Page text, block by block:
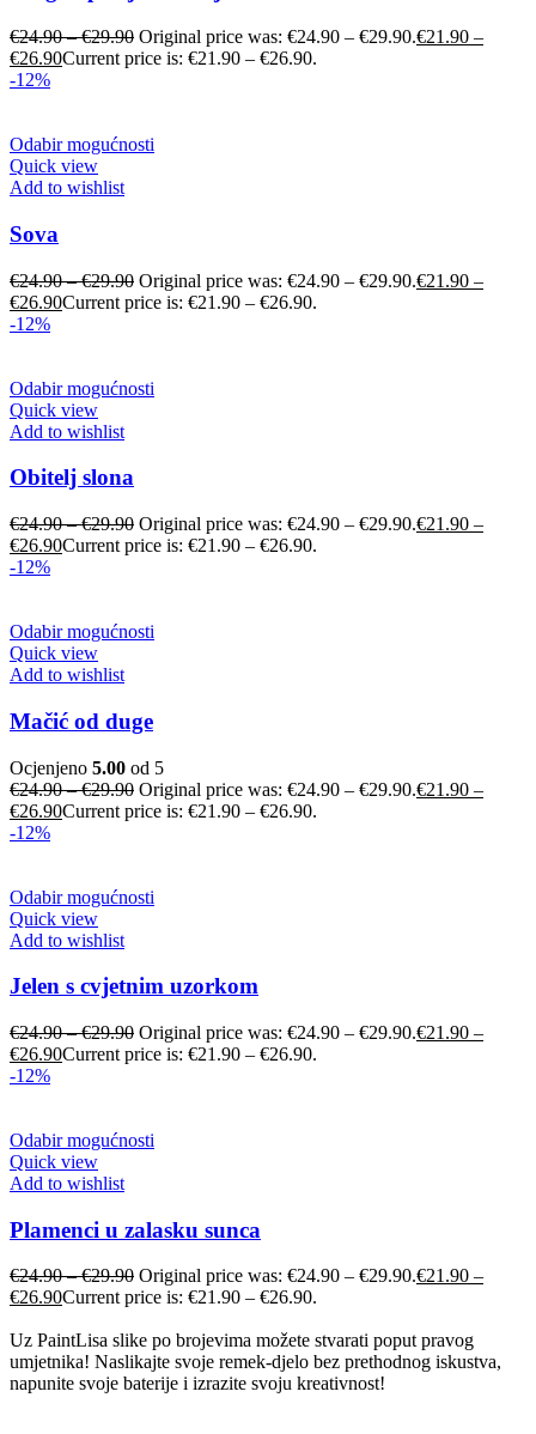
€24.90–€29.90 Original price was: €24.90 – €29.90.€21.90 –
€26.90Current price is: €21.90 – €26.90.
-12%
Odabir mogućnosti
Quick view
Add to wishlist
Sova
€24.90–€29.90 Original price was: €24.90 – €29.90.€21.90 –
€26.90Current price is: €21.90 – €26.90.
-12%
Odabir mogućnosti
Quick view
Add to wishlist
Obitelj slona
€24.90–€29.90 Original price was: €24.90 – €29.90.€21.90 –
€26.90Current price is: €21.90 – €26.90.
-12%
Odabir mogućnosti
Quick view
Add to wishlist
Mačić od duge
Ocjenjeno 5.00 od 5
€24.90–€29.90 Original price was: €24.90 – €29.90.€21.90 –
€26.90Current price is: €21.90 – €26.90.
-12%
Odabir mogućnosti
Quick view
Add to wishlist
Jelen s cvjetnim uzorkom
€24.90–€29.90 Original price was: €24.90 – €29.90.€21.90 –
€26.90Current price is: €21.90 – €26.90.
-12%
Odabir mogućnosti
Quick view
Add to wishlist
Plamenci u zalasku sunca
€24.90–€29.90 Original price was: €24.90 – €29.90.€21.90 –
€26.90Current price is: €21.90 – €26.90.
Uz PaintLisa slike po brojevima možete stvarati poput pravog
umjetnika! Naslikajte svoje remek-djelo bez prethodnog iskustva,
napunite svoje baterije i izrazite svoju kreativnost!